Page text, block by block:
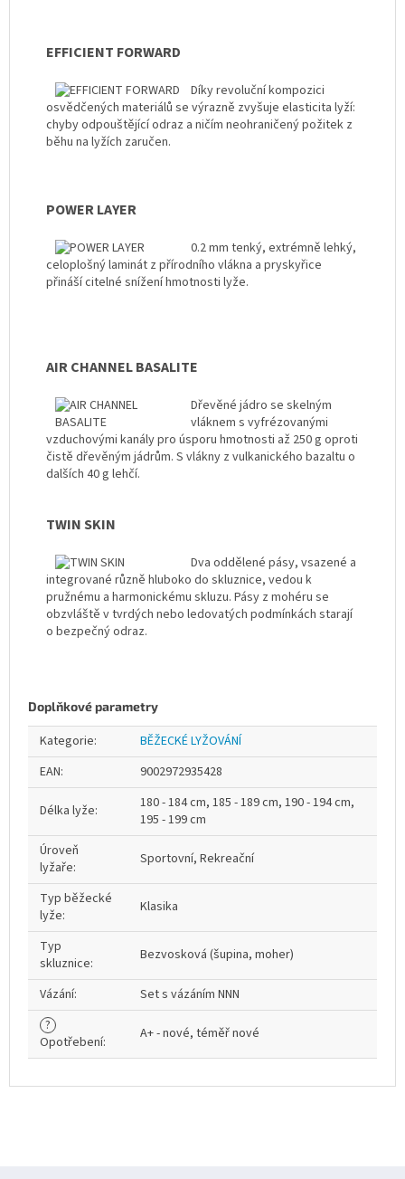
EFFICIENT FORWARD
Díky revoluční kompozici
osvědčených materiálů se výrazně zvyšuje elasticita lyží:
chyby odpouštějící odraz a ničím neohraničený požitek z
běhu na lyžích zaručen.
POWER LAYER
0.2 mm tenký, extrémně lehký,
celoplošný laminát z přírodního vlákna a pryskyřice
přináší citelné snížení hmotnosti lyže.
AIR CHANNEL BASALITE
Dřevěné jádro se skelným
vláknem s vyfrézovanými
vzduchovými kanály pro úsporu hmotnosti až 250 g oproti
čistě dřevěným jádrům. S vlákny z vulkanického bazaltu o
dalších 40 g lehčí.
TWIN SKIN
Dva oddělené pásy, vsazené a
integrované různě hluboko do skluznice, vedou k
pružnému a harmonickému skluzu. Pásy z mohéru se
obzvláště v tvrdých nebo ledovatých podmínkách starají
o bezpečný odraz.
Doplňkové parametry
Kategorie:
BĚŽECKÉ LYŽOVÁNÍ
EAN: 9002972935428
Délka lyže:
180 - 184 cm, 185 - 189 cm, 190 - 194 cm,
195 - 199 cm
Úroveň
lyžaře: Sportovní, Rekreační
Typ běžecké
lyže: Klasika
Typ
skluznice: Bezvosková (šupina, moher)
Vázání:
Set s vázáním NNN
?
Opotřebení: A+ - nové, téměř nové